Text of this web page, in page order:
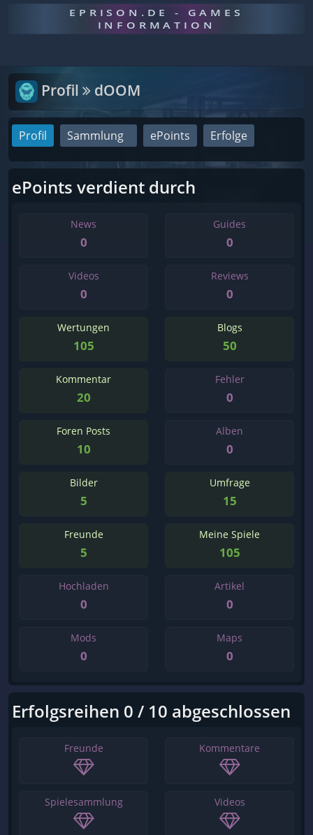
EPRISON.DE - GAMES
INFORMATION
Profil dOOM
Profil Sammlung ePoints Erfolge
ePoints verdient durch
News
0
Guides
0
Videos
0
Reviews
0
Wertungen
105
Blogs
50
Kommentar
20
Fehler
0
Foren Posts
10
Alben
0
Bilder
5
Umfrage
15
Freunde
5
Meine Spiele
105
Hochladen
0
Artikel
0
Mods
0
Maps
0
Erfolgsreihen 0 / 10 abgeschlossen
Freunde Kommentare
Spielesammlung Videos